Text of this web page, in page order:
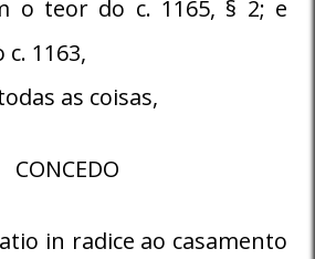
o teor do c. 1165, § 2; e
1163,
as coisas,
CONCEDO
in radice ao casamento